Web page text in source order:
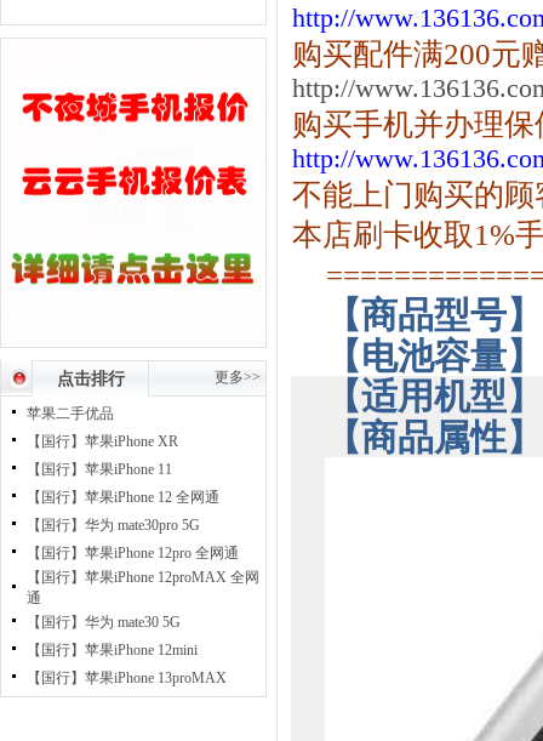
点击排行 更多>>
苹果二手优品
【国行】苹果iPhone XR
【国行】苹果iPhone 11
【国行】苹果iPhone 12 全网通
【国行】华为 mate30pro 5G
【国行】苹果iPhone 12pro 全网通
【国行】苹果iPhone 12proMAX 全网
通
【国行】华为 mate30 5G
【国行】苹果iPhone 12mini
【国行】苹果iPhone 13proMAX
http://
购买配件满200元
http://
购买手机并办理
http://
不能上门购买的
本店刷卡收取1%
【商品型号】
【电池容量】
【适用机型】
【商品属性】